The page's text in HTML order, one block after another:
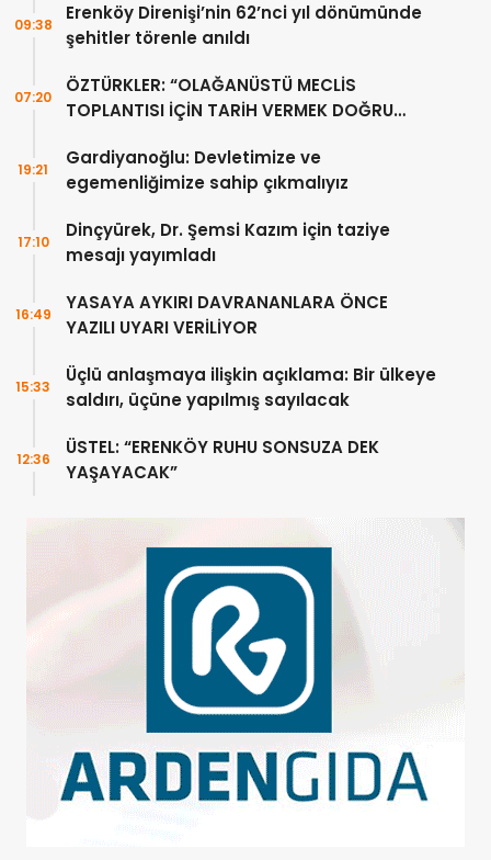
Erenköy Direnişi’nin 62’nci yıl dönümünde
şehitler törenle anıldı
09:38
ÖZTÜRKLER: “OLAĞANÜSTÜ MECLİS
TOPLANTISI İÇİN TARİH VERMEK DOĞRU
07:20
Gardiyanoğlu: Devletimize ve
egemenliğimize sahip çıkmalıyız
19:21
Dinçyürek, Dr. Şemsi Kazım için taziye
mesajı yayımladı
17:10
YASAYA AYKIRI DAVRANANLARA ÖNCE
YAZILI UYARI VERİLİYOR
16:49
Üçlü anlaşmaya ilişkin açıklama: Bir ülkeye
saldırı, üçüne yapılmış sayılacak
15:33
ÜSTEL: “ERENKÖY RUHU SONSUZA DEK
YAŞAYACAK”
12:36